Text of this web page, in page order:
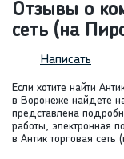
Отзывы о
сеть (на
Написать
Если хотите найти
в Воронеже найдете
представлена
работы, электронная
в Антик торговая сеть